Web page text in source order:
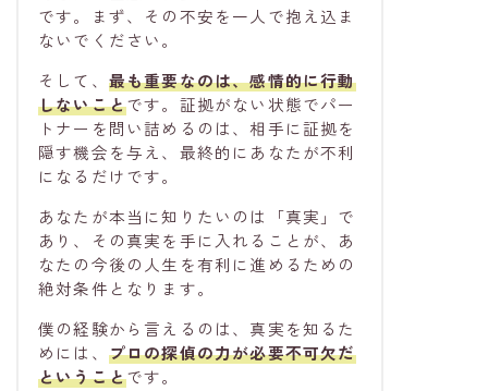
です。まず、その不安を一人で抱え込ま
ないでください。
そして、 最も重要なのは、感情的に行動
しないことです。証拠がない状態でパー
トナーを問い詰めるのは、相手に証拠を
隠す機会を与え、最終的にあなたが不利
になるだけです。
あなたが本当に知りたいのは「真実」で
あり、その真実を手に入れることが、あ
なたの今後の人生を有利に進めるための
絶対条件となります。
僕の経験から言えるのは、真実を知るた
めには、 プロの探偵の力が必要不可欠だ
ということです。